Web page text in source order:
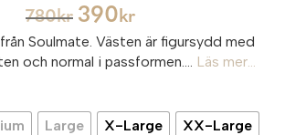
780kr 390 kr
Soulmate. Västen är figursydd med
och normal i passformen....
Läs mer...
Large X-Large XX-Large